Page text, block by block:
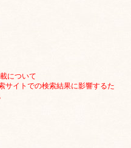
について
サイトでの検索結果に影響するた